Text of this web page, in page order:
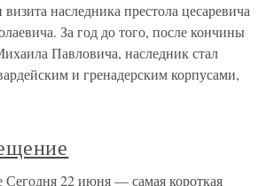
наследника престола цесаревича
За год до того, после кончины
Павловича, наследник стал
и гренадерским корпусами,
Сегодня 22 июня — самая короткая